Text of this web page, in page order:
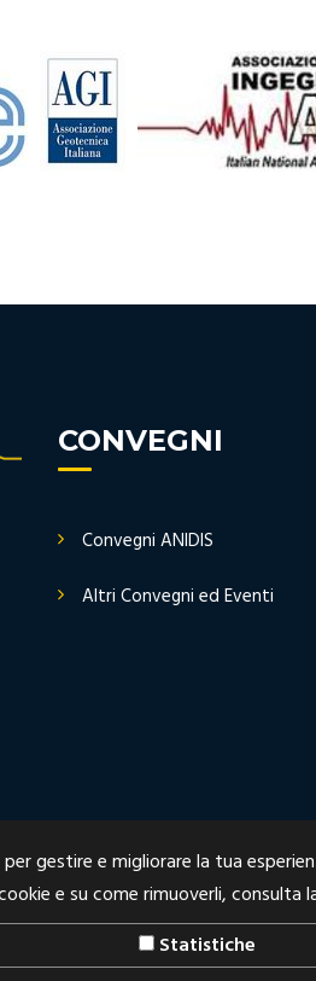
CONVEGNI
Convegni ANIDIS
Altri Convegni ed Eventi
gestire e migliorare la tua
e su come rimuoverli, consulta
Statistiche